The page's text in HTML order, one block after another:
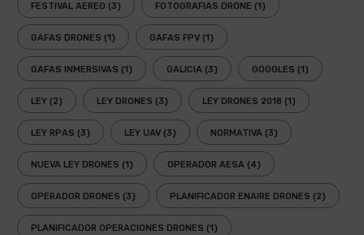
FESTIVAL AEREO (3) FOTOGRAFIAS DRONE (1)
GAFAS DRONES (1) GAFAS FPV (1)
GAFAS INMERSIVAS (1) GALICIA (3) GOGGLES (1)
LEY (2) LEY DRONES (3) LEY DRONES 2018 (1)
LEY RPAS (3) LEY UAV (3) NORMATIVA (3)
NUEVA LEY DRONES (1) OPERADOR AESA (4)
OPERADOR DRONES (3) PLANIFICADOR ENAIRE DRONES (2)
PLANIFICADOR OPERACIONES DRONES (1)